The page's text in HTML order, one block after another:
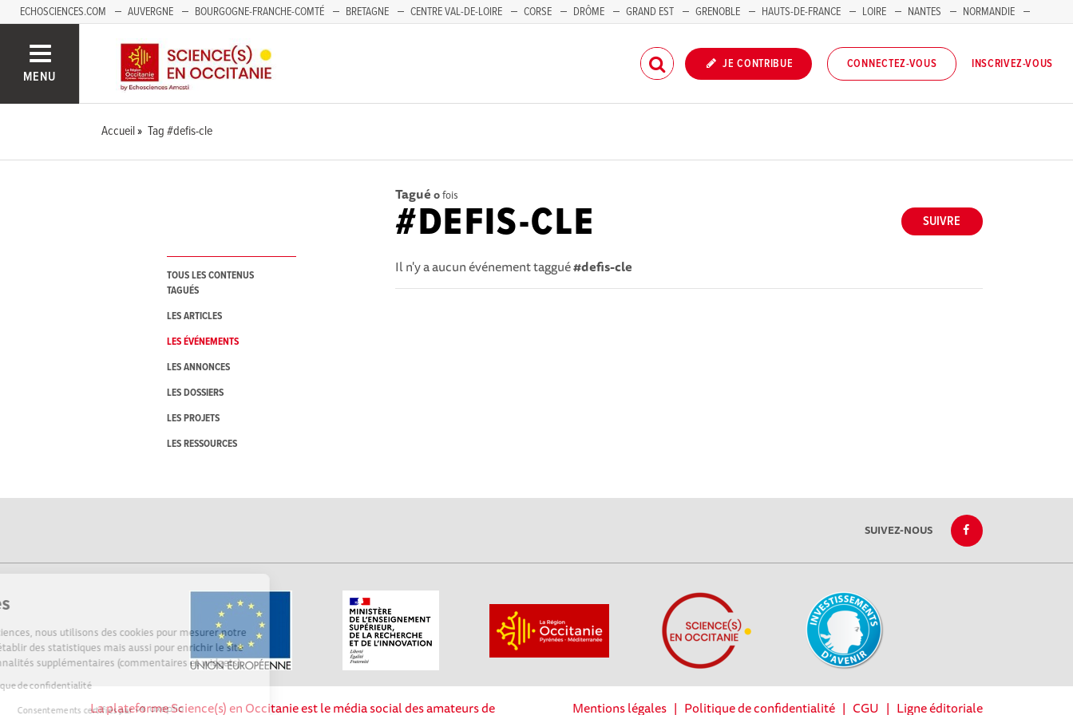
Sur Echosciences, nous utilisons des cookies pour mesurer notre
audience, établir des statistiques mais aussi pour enrichir le site
de fonctionnalités supplémentaires (commentaires et widgets).
Lire la politique de confidentialité
Consentements certifiés par
ECHOSCIENCES.COM AUVERGNE BOURGOGNE-FRANCHE-COMTÉ BRETAGNE CENTRE VAL-DE-LOIRE CORSE DRÔME GRAND EST GRENOBLE HAUTS-DE-FRANCE LOIRE NANTES
NORMANDIE
MENU
JE CONTRIBUE CONNECTEZ-VOUS INSCRIVEZ-VOUS
Accueil Tag #defis-cle
TOUS LES CONTENUS
TAGUÉS
LES ARTICLES
LES ÉVÉNEMENTS
LES ANNONCES
LES DOSSIERS
LES PROJETS
LES RESSOURCES
Tagué 0fois
SUIVRE
#DEFIS-CLE
Il n'y a aucun événement taggué#defis-cle
SUIVEZ-NOUS
La plateforme Science(s) en Occitanie est le média social des amateurs de Mentions légales| Politique de confidentialité| CGU | Ligne éditoriale